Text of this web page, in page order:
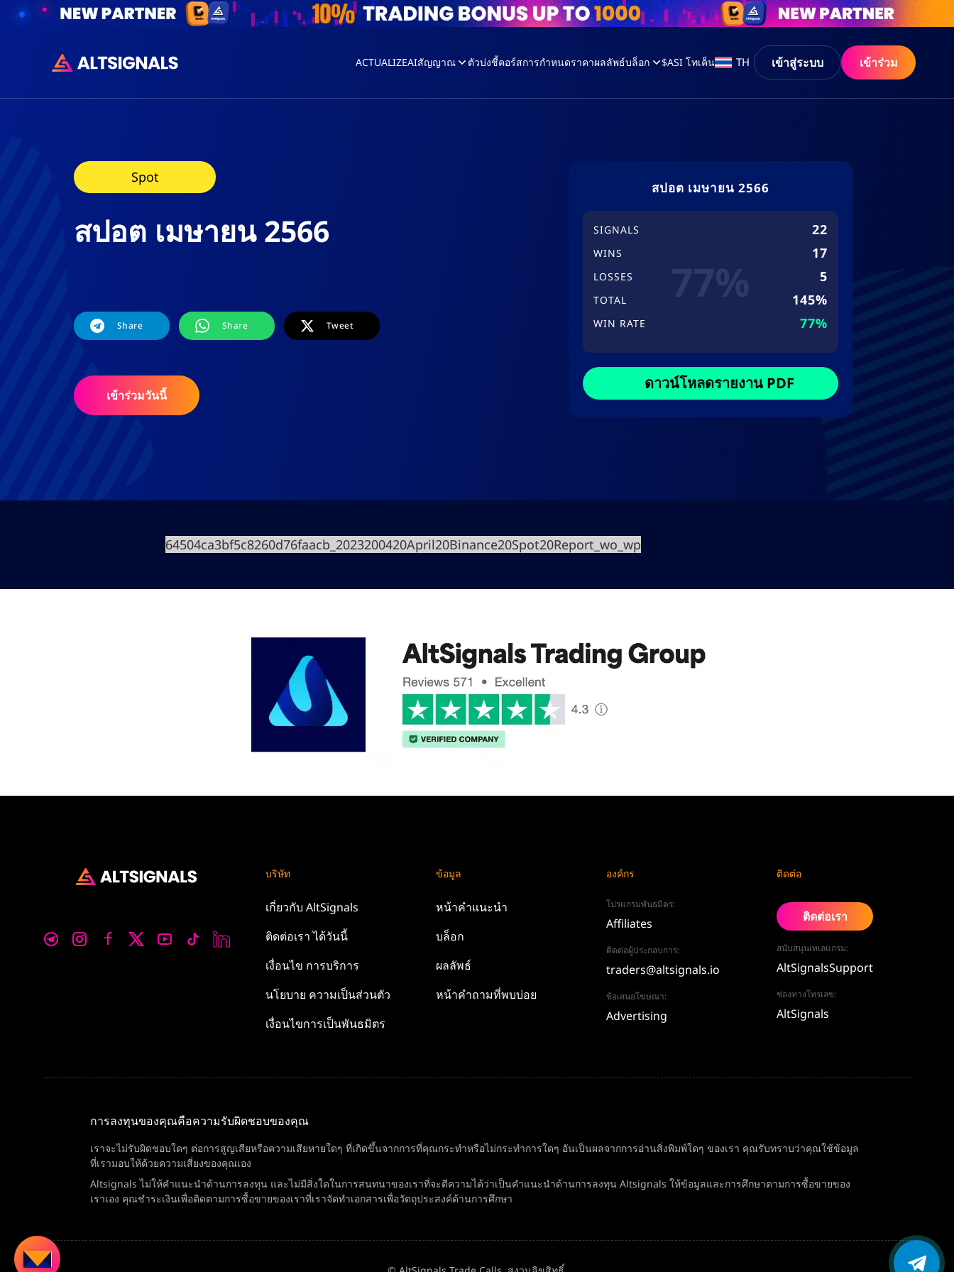
ACTUALIZEAIสัญญาณ ตัวบ่งชี้คอร์สการกำหนดราคาผลลัพธ์บล็อก $ASI โทเค็น TH เข้าสู่ระบบ เข้าร่วม
Spot
สปอต เมษายน 2566
Share Share Tweet
เข้าร่วมวันนี้
สปอต เมษายน 2566
SIGNALS 22
WINS 17
LOSSES 5
TOTAL 145%
WIN RATE 77%
ดาวน์โหลดรายงาน PDF
64504ca3bf5c8260d76faacb_2023200420April20Binance20Spot20Report_wo_wp
บริษัท
เกี่ยวกับ AltSignals
ติดต่อเราได้วันนี้
เงื่อนไข การบริการ
นโยบาย ความเป็นส่วนตัว
เงื่อนไขการเป็นพันธมิตร
ข้อมูล
หน้าคำแนะนำ
บล็อก
ผลลัพธ์
หน้าคำถามที่พบบ่อย
องค์กร
โปรแกรมพันธมิตร:
Affiliates
ติดต่อผู้ประกอบการ:
traders@altsignals.io
ข้อเสนอโฆษณา:
Advertising
ติดต่อ
ติดต่อเรา
สนับสนุนเทเลแกรม:
AltSignalsSupport
ช่องทางโทรเลข:
AltSignals
การลงทุนของคุณคือความรับผิดชอบของคุณ
เราจะไม่รับผิดชอบใดๆ ต่อการสูญเสียหรือความเสียหายใดๆ ที่เกิดขึ้นจากการที่คุณกระทำหรือไม่กระทำการใดๆ อันเป็นผลจากการอ่านสิ่งพิมพ์ใดๆ ของเรา คุณรับทราบว่าคุณใช้ข้อมูล
ที่เรามอบให้ด้วยความเสี่ยงของคุณเอง
Altsignals ไม่ให้คำแนะนำด้านการลงทุน และไม่มีสิ่งใดในการสนทนาของเราที่จะตีความได้ว่าเป็นคำแนะนำด้านการลงทุน Altsignals ให้ข้อมูลและการศึกษาตามการซื้อขายของ
เราเอง คุณชำระเงินเพื่อติดตามการซื้อขายของเราที่เราจัดทำเอกสารเพื่อวัตถุประสงค์ด้านการศึกษา